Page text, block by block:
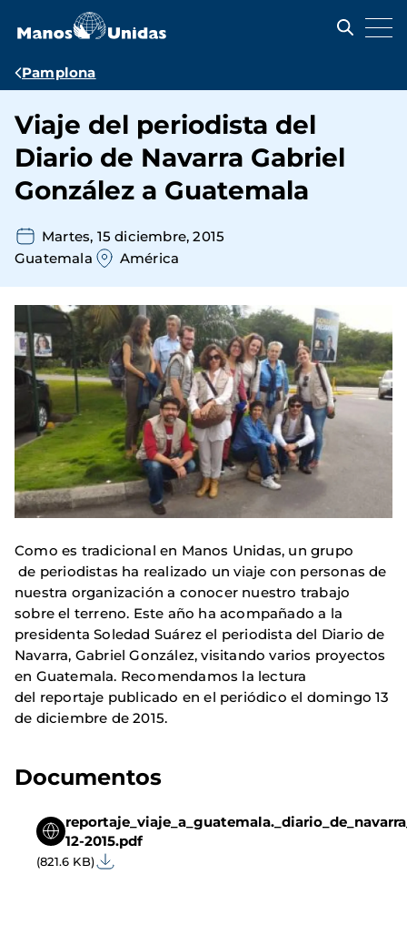
contenido
Ruta
navegación
Pamplona
Viaje del periodista del
Diario de Navarra Gabriel
González a Guatemala
Martes, 15 diciembre, 2015
Guatemala
América
Como es tradicional en Manos Unidas, un grupo
de periodistas ha realizado un viaje con personas de
nuestra organización a conocer nuestro trabajo
sobre el terreno. Este año ha acompañado a la
presidenta Soledad Suárez el periodista del Diario de
Navarra, Gabriel González, visitando varios proyectos
en Guatemala. Recomendamos la lectura
del reportaje publicado en el periódico el domingo 13
de diciembre de 2015.
Documentos
12-2015.pdf
(821.6 KB)